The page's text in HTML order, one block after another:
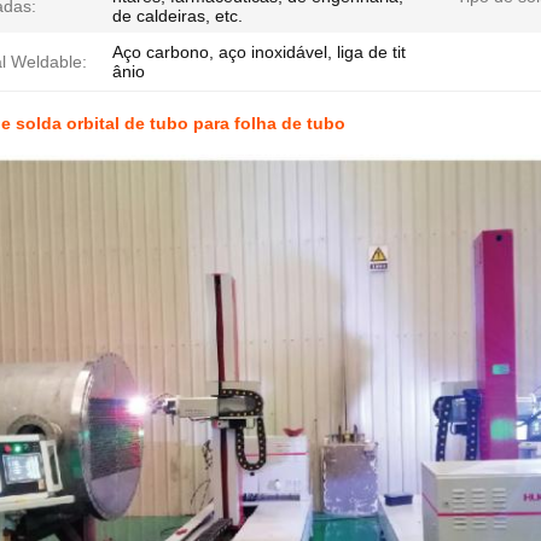
de caldeiras, etc.
Weldable:
Aço carbono, aço inoxidável, liga de tit
ânio
solda orbital de tubo para folha de tubo